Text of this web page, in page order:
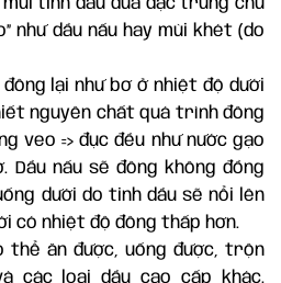
như dầu nấu hay mùi khét (do
lại như bơ ở nhiệt độ dưới
nguyên chất quá trình đông
veo => đục đều như nước gạo
Dầu nấu sẽ đông không đồng
dưới do tinh dầu sẽ nổi lên
có nhiệt độ đông thấp hơn.
thể ăn được, uống được, trộn
các loại dầu cao cấp khác.